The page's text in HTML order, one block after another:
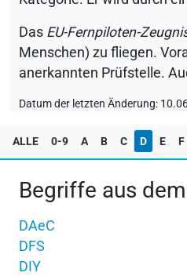
Das EU-Fernpiloten-
Menschen) zu fliegen.
anerkannten Prüfstelle.
Datum der letzten Änderung:
ALLE 0-9 A B C D E F
Begriffe aus
DAeC
DFS
DIY